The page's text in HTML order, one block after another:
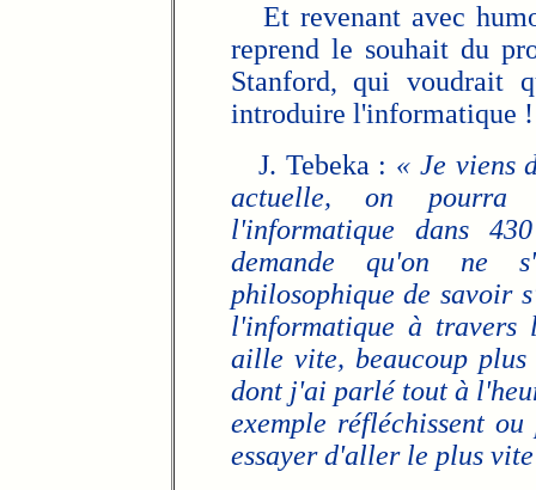
Et revenant avec
reprend le souhait du
Stanford, qui voudrait
introduire l'informatique !
J. Tebeka : « Je viens
actuelle, on pourra
l'informatique dans
demande qu'on ne
philosophique de savoir
l'informatique à travers
aille vite, beaucoup
dont j'ai parlé tout à
exemple réfléchissent
essayer d'aller le plus